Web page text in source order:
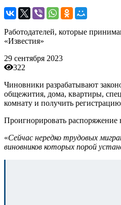
Работодателей, которые
«Известия»
29 сентября 2023
322
Чиновники разрабатывают
общежития, дома, квартиры,
комнату и получить
Проигнорировать распоряжение
«Сейчас нередко трудовых
виновников которых порой